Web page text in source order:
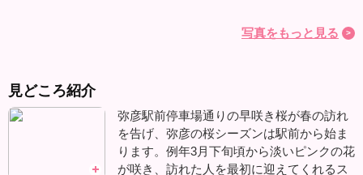
写真をもっと見る
見どころ紹介
弥彦駅前停車場通りの早咲き桜が春の訪れ
を告げ、弥彦の桜シーズンは駅前から始ま
ります。例年3月下旬頃から淡いピンクの花
が咲き、訪れた人を最初に迎えてくれるス